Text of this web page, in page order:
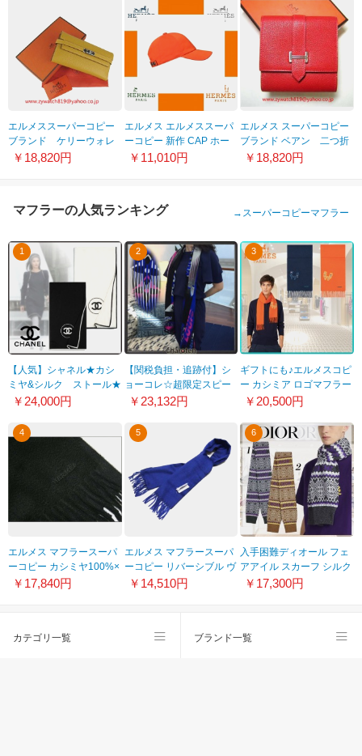
エルメススーパーコピー
ブランド ケリーウォレ
ット イエロー HR12033
￥18,820円
エルメス エルメススーパ
ーコピー 新作 CAP ホー
スライディングキャップ
￥11,010円
エルメス スーパーコピー
ブランド ベアン 二つ折
財布（レッド）HER-120
￥18,820円
マフラーの人気ランキング → スーパーコピーマフラー
1
【人気】シャネル★カシ
ミヤ&シルク ストール★
すぐ届く！ A52032
￥24,000円
2
【関税負担・追跡付】シ
ョーコレ☆超限定スピー
ディストール
￥23,132円
3
ギフトにも♪エルメスコピ
ー カシミア ロゴマフラー
201113CA87P33
￥20,500円
4
エルメス マフラースーパ
ーコピー カシミヤ100%×
ブラック hr15037
￥17,840円
5
エルメス マフラースーパ
ーコピー リバーシブル ヴ
ァイオレット/グレー
￥14,510円
6
入手困難ディオール フェ
アアイル スカーフ シルク
ブレンド ジャカード 偽物
￥17,300円
カテゴリ一覧 ブランド一覧